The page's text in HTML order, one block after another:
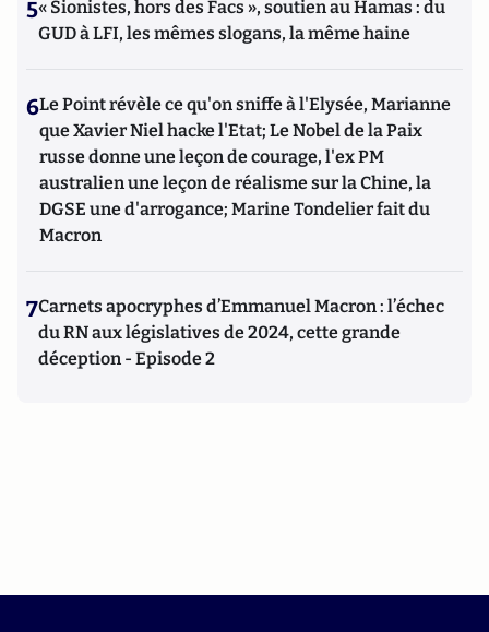
5« Sionistes, hors des Facs », soutien au Hamas : du
GUD à LFI, les mêmes slogans, la même haine
6Le Point révèle ce qu'on sniffe à l'Elysée, Marianne
que Xavier Niel hacke l'Etat; Le Nobel de la Paix
russe donne une leçon de courage, l'ex PM
australien une leçon de réalisme sur la Chine, la
DGSE une d'arrogance; Marine Tondelier fait du
Macron
7Carnets apocryphes d’Emmanuel Macron : l’échec
du RN aux législatives de 2024, cette grande
déception - Episode 2